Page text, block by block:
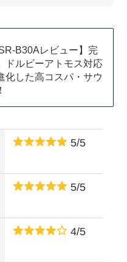
B30Aレビュー】完
ドルビーアトモス対応
化した高コスパ・サウ
5/5
5/5
4/5